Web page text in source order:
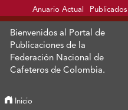
Anuario Actual Publicados
Bienvenidos al Portal de
Publicaciones de la
Federación Nacional de
Cafeteros de Colombia.
Inicio